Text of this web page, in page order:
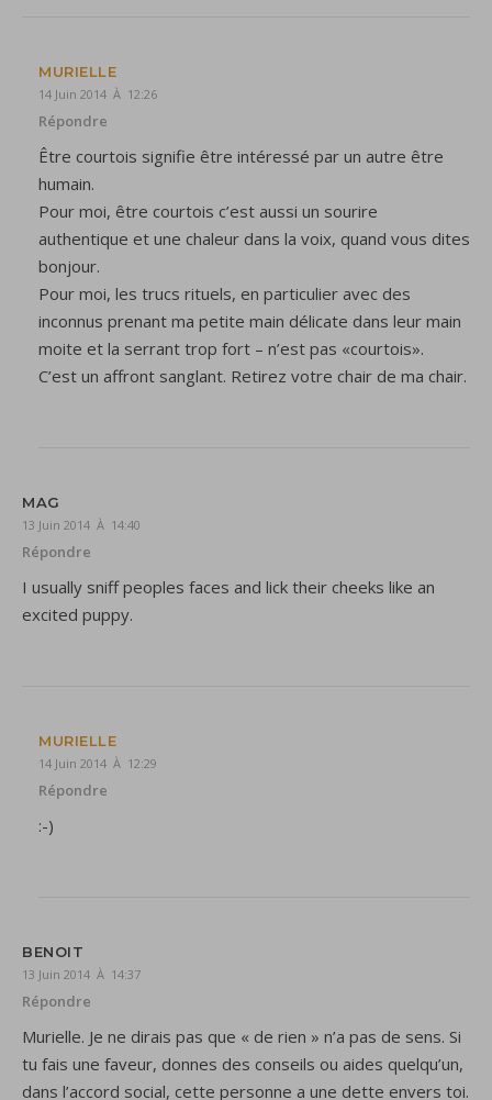
MURIELLE
14 Juin 2014 À 12:26
Répondre
Être courtois signifie être intéressé par un autre être
humain.
Pour moi, être courtois c’est aussi un sourire
authentique et une chaleur dans la voix, quand vous dites
bonjour.
Pour moi, les trucs rituels, en particulier avec des
inconnus prenant ma petite main délicate dans leur main
moite et la serrant trop fort – n’est pas «courtois».
C’est un affront sanglant. Retirez votre chair de ma chair.
MAG
13 Juin 2014 À 14:40
Répondre
I usually sniff peoples faces and lick their cheeks like an
excited puppy.
MURIELLE
14 Juin 2014 À 12:29
Répondre
:-)
BENOIT
13 Juin 2014 À 14:37
Répondre
Murielle. Je ne dirais pas que « de rien » n’a pas de sens. Si
tu fais une faveur, donnes des conseils ou aides quelqu’un,
dans l’accord social, cette personne a une dette envers toi.